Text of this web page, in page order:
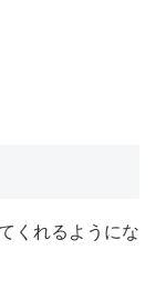
くれるようにな